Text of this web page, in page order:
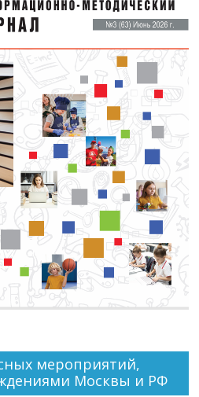
мероприятий,
Москвы и РФ